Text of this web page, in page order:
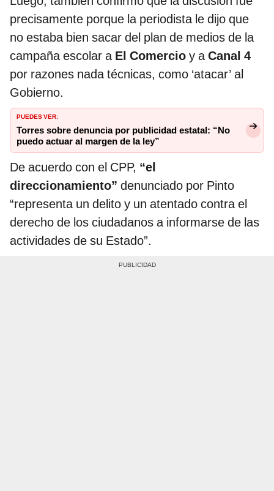
precisamente porque la periodista le dijo que
no estaba bien sacar del plan de medios de la
campaña escolar a El Comercio y a Canal 4
por razones nada técnicas, como ‘atacar’ al
Gobierno.
PUEDES VER:
Torres sobre denuncia por publicidad estatal: “No
puedo actuar al margen de la ley”
De acuerdo con el CPP, “el
direccionamiento” denunciado por Pinto
“representa un delito y un atentado contra el
derecho de los ciudadanos a informarse de las
actividades de su Estado”.